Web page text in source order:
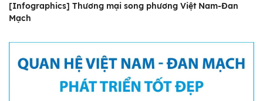
[Infographics] Thương mại song phương Việt Nam-Đan
Mạch